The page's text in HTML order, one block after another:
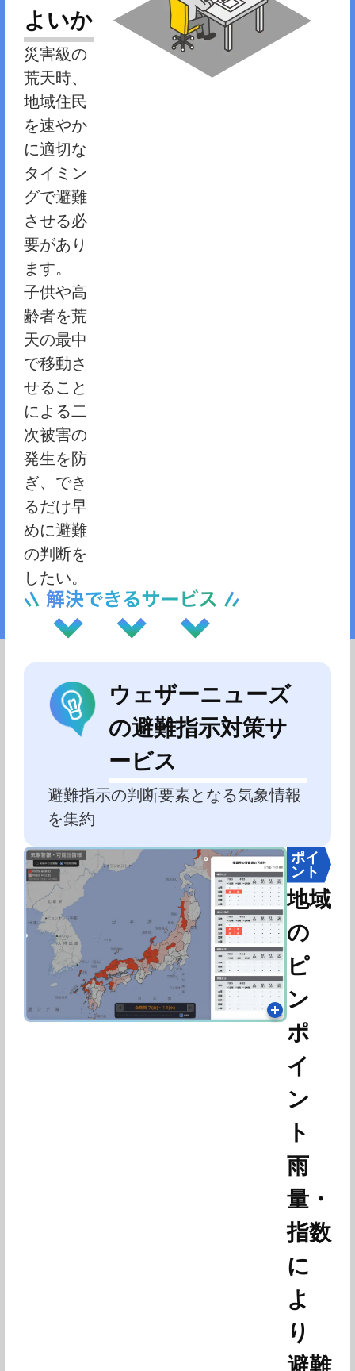
よいか
災害級の
荒天時、
地域住民
を速やか
に適切な
タイミン
グで避難
させる必
要があり
ます。
子供や高
齢者を荒
天の最中
で移動さ
せること
による二
次被害の
発生を防
ぎ、でき
るだけ早
めに避難
の判断を
したい。
ウェザーニューズ
の避難指示対策サ
ービス
避難指示の判断要素となる気象情報
を集約
ポイ
ント
地域
の
ピ
ン
ポ
イ
ン
ト
雨
量・
指数
に
よ
り
避難